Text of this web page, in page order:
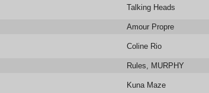
Talking Heads
Amour Propre
Coline Rio
Rules, MURPHY
Kuna Maze